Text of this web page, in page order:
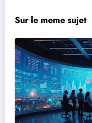
Sur le meme sujet